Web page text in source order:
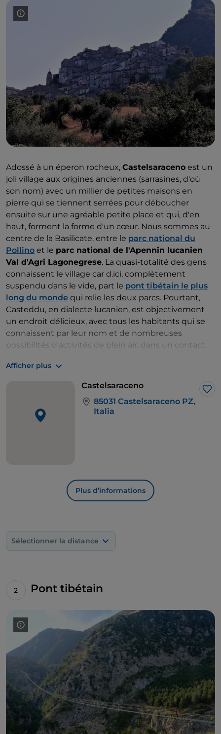
Adossé à un éperon rocheux, Castelsaraceno est un
joli village aux origines anciennes (sarrasines, d'où
son nom) avec un millier de petites maisons en
pierre qui se tiennent serrées pour déboucher
ensuite sur une agréable petite place et qui, d'en
haut, forment la forme d'un cœur. Nous sommes au
centre de la Basilicate, entre le parc national du
Pollino et le parc national de l'Apennin lucanien
Val d'Agri Lagonegrese. La quasi-totalité des gens
connaissent le village car d.ici, complètement
suspendu dans le vide, part le pont tibétain le plus
long du monde qui relie les deux parcs. Pourtant,
Casteddu, en dialecte lucanien, est objectivement
un endroit délicieux, avec tous les habitants qui se
connaissent par leur nom et de nombreuses
possibilités d'activités de plein air, dans un contact
promenades, rafting le long des rivières du Pollino : à
Castelsaraceno et dans ses environs immédiats, on
ne s.ennuie jamais, qu'on soit adulte ou enfant. Ce
n'est pas un hasard si c'est une étape duSentier
Italia CAI: la SI T04 qui, en 15 km, mène de
Lorsque vous n'êtes pas à l'extérieur, le village vous
dont unskavurateddu(moule à ricotta), des
Latronico
, célèbre pour ses eaux thermales et ses
carrières d'albâtre appelé le « marbre de Latronico »,
Afficher plus
Castelsaraceno
85031 Castelsaraceno PZ,
Italia
Plus d’informations
Sélectionner la distance
Pont tibétain